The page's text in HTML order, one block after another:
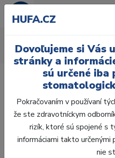
Úvod Ordinácia Rôzne
Laboratórium, Zub.
technika
HUFA.CZ
Dovoľujeme si Vás
stránky a
sú určené iba
Pokračovaním v používaní
že ste zdravotníckym
rizík, ktoré sú spojené s
informáciami takto určenými
nie